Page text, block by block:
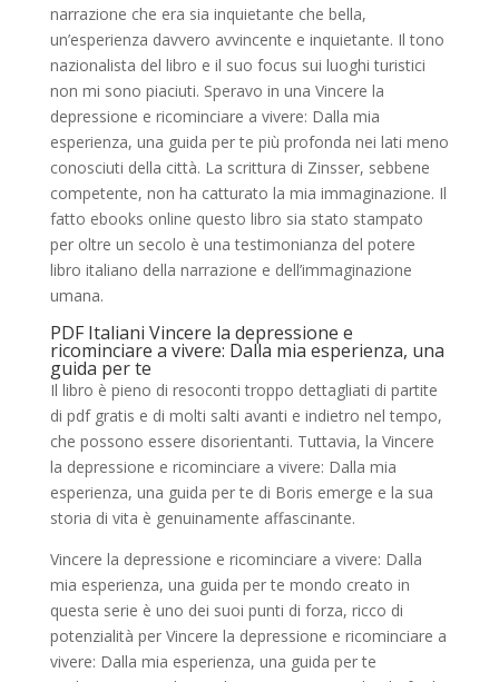
narrazione che era sia inquietante che bella,
un’esperienza davvero avvincente e inquietante. Il tono
nazionalista del libro e il suo focus sui luoghi turistici
non mi sono piaciuti. Speravo in una Vincere la
depressione e ricominciare a vivere: Dalla mia
esperienza, una guida per te più profonda nei lati meno
conosciuti della città. La scrittura di Zinsser, sebbene
competente, non ha catturato la mia immaginazione. Il
fatto ebooks online questo libro sia stato stampato
per oltre un secolo è una testimonianza del potere
libro italiano della narrazione e dell’immaginazione
umana.
PDF Italiani Vincere la depressione e
ricominciare a vivere: Dalla mia esperienza, una
guida per te
Il libro è pieno di resoconti troppo dettagliati di partite
di pdf gratis e di molti salti avanti e indietro nel tempo,
che possono essere disorientanti. Tuttavia, la Vincere
la depressione e ricominciare a vivere: Dalla mia
esperienza, una guida per te di Boris emerge e la sua
storia di vita è genuinamente affascinante.
Vincere la depressione e ricominciare a vivere: Dalla
mia esperienza, una guida per te mondo creato in
questa serie è uno dei suoi punti di forza, ricco di
potenzialità per Vincere la depressione e ricominciare a
vivere: Dalla mia esperienza, una guida per te